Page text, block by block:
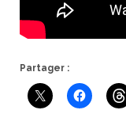
Partager :